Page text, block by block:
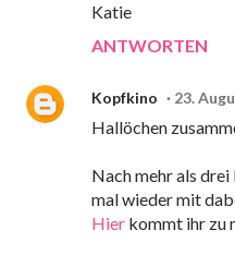
Katie
ANTWORTEN
Kopfkino 23.
Hallöchen
Nach mehr als
mal wieder mit
Hier kommt ihr zu